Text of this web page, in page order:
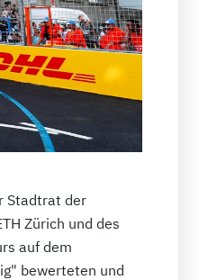
Stadtrat der
Zürich und des
auf dem
bewerteten und